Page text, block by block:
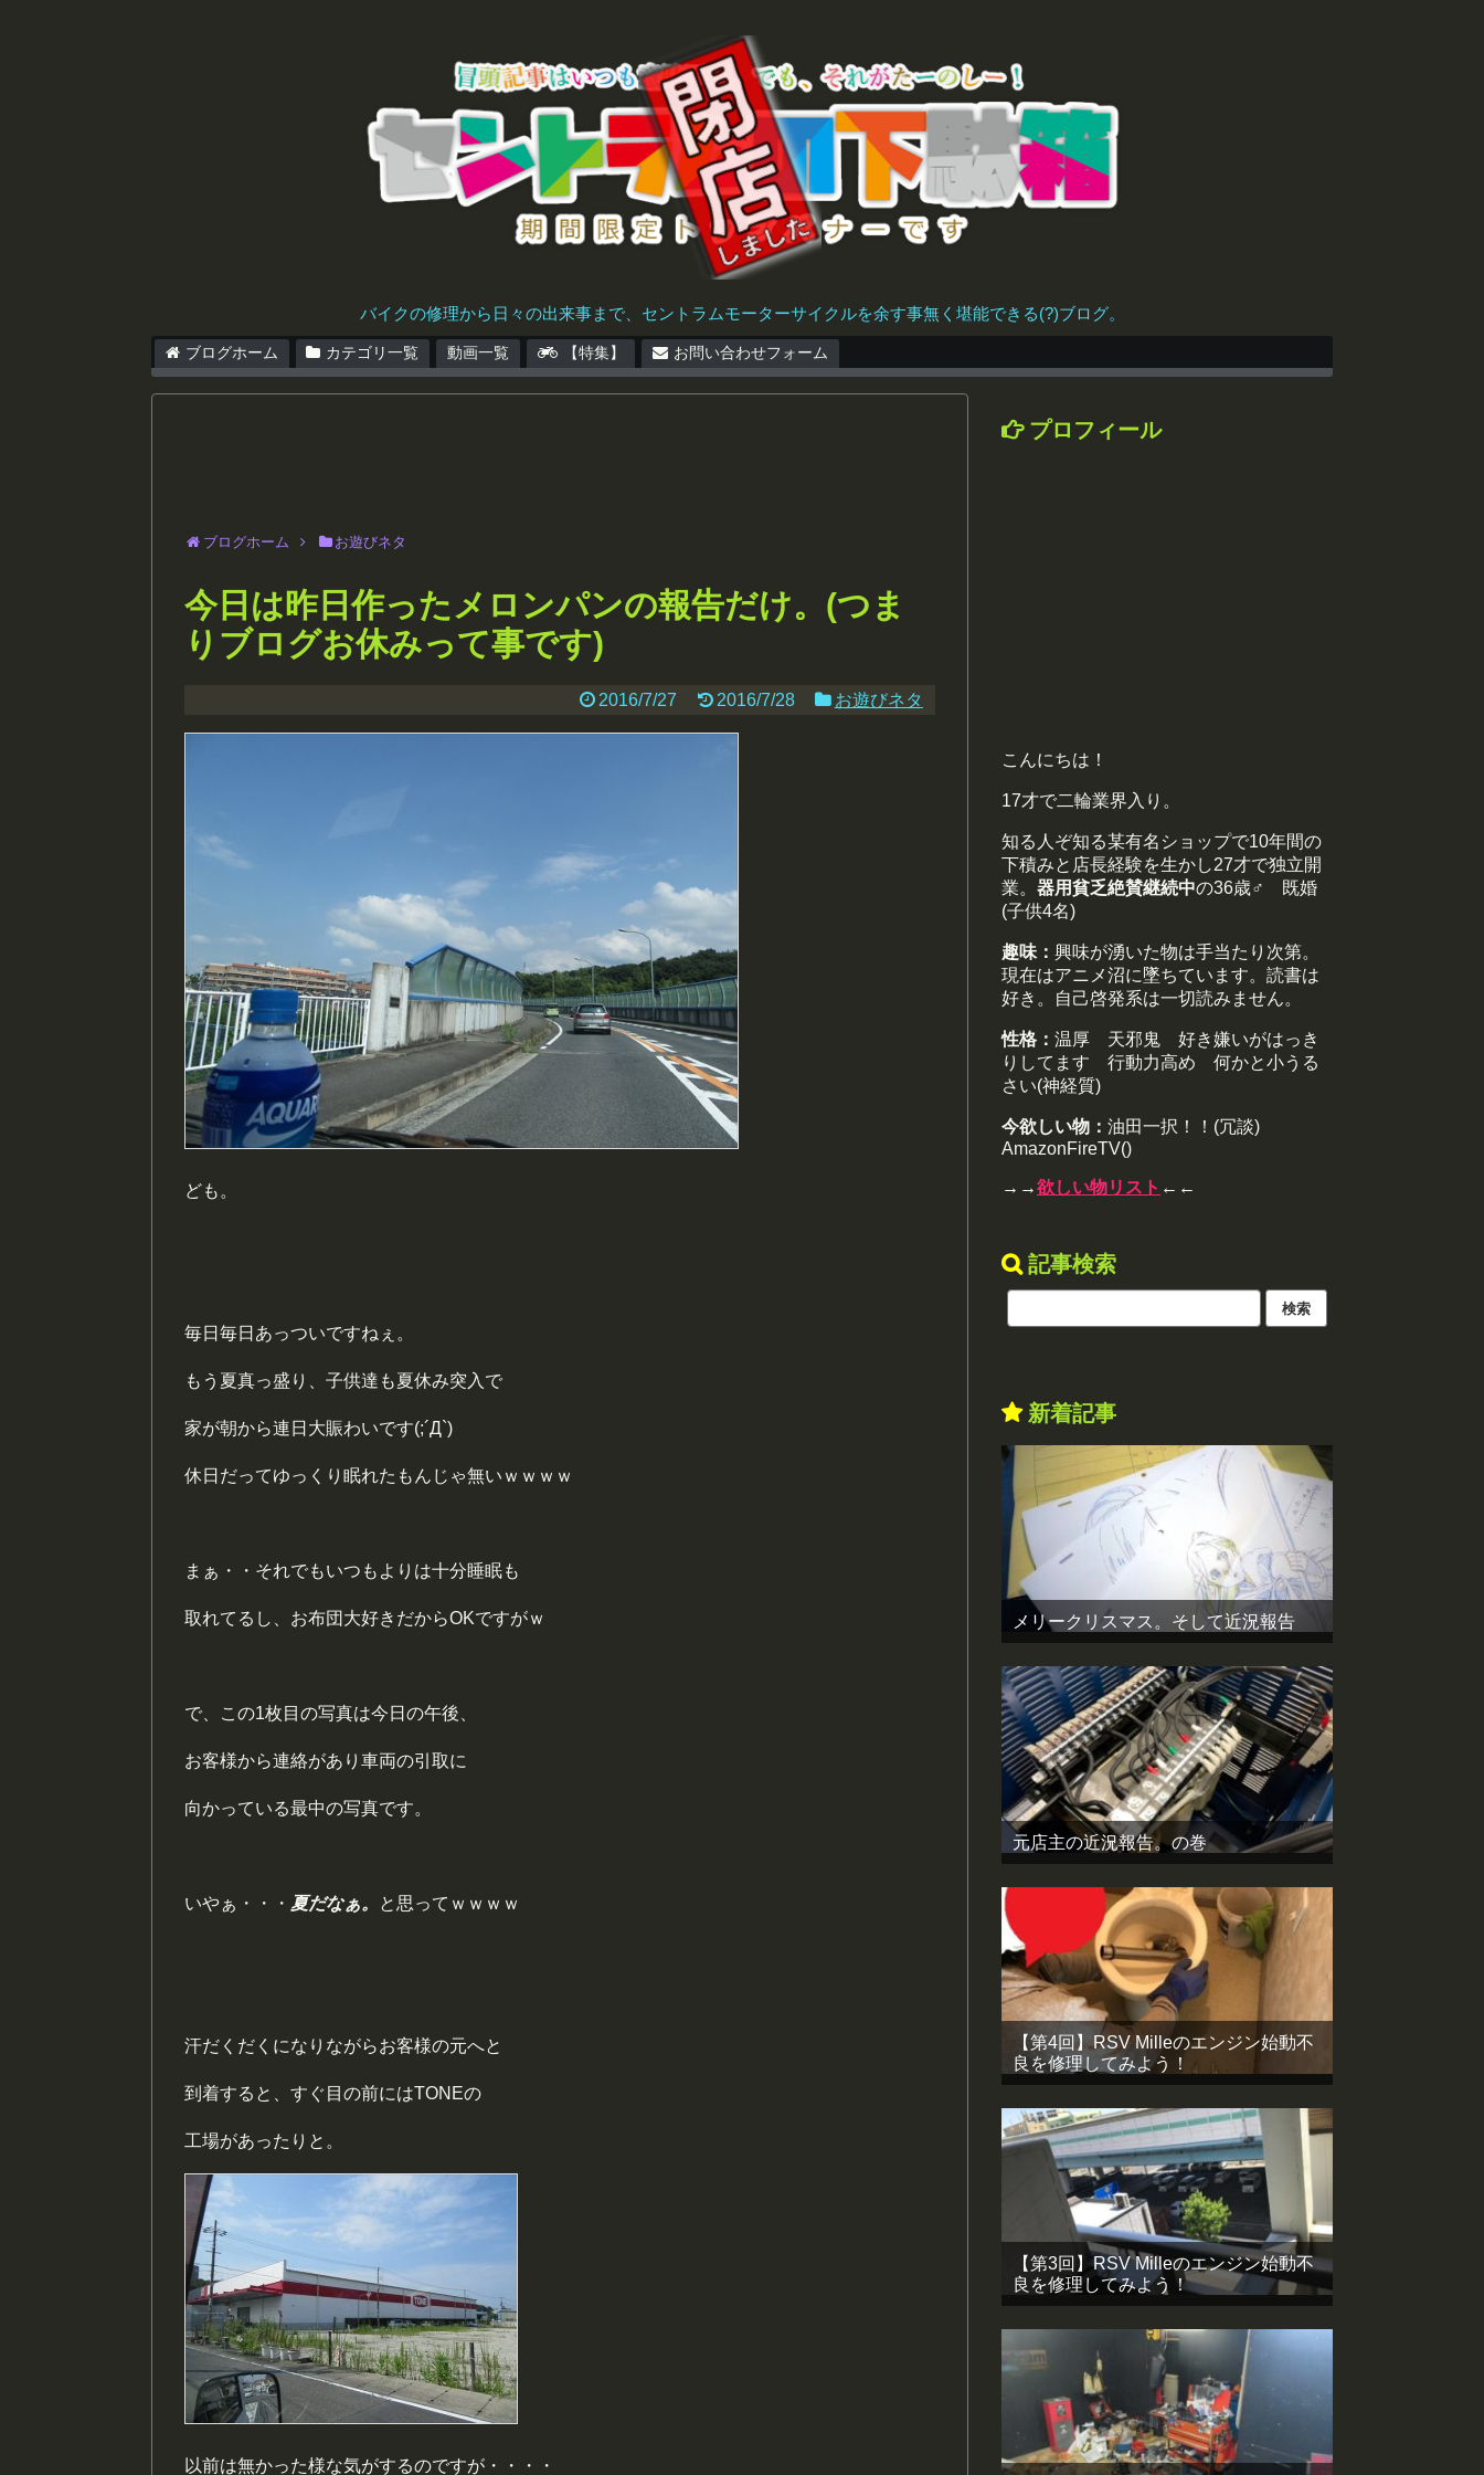
バイクの修理から日々の出来事まで、セントラムモーターサイクルを余す事無く堪能できる(?)ブログ。
ブログホーム カテゴリ一覧 動画一覧 【特集】 お問い合わせフォーム
ブログホーム お遊びネタ
今日は昨日作ったメロンパンの報告だけ。(つま
りブログお休みって事です)
2016/7/27 2016/7/28 お遊びネタ
ども。
毎日毎日あっついですねぇ。
もう夏真っ盛り、子供達も夏休み突入で
家が朝から連日大賑わいです(;´Д`)
休日だってゆっくり眠れたもんじゃ無いｗｗｗｗ
まぁ・・それでもいつもよりは十分睡眠も
取れてるし、お布団大好きだからOKですがｗ
で、この1枚目の写真は今日の午後、
お客様から連絡があり車両の引取に
向かっている最中の写真です。
いやぁ・・・ 夏だなぁ。 と思ってｗｗｗｗ
汗だくだくになりながらお客様の元へと
到着すると、すぐ目の前にはTONEの
工場があったりと。
以前は無かった様な気がするのですが・・・・
プロフィール
こんにちは！
17才で二輪業界入り。
知る人ぞ知る某有名ショップで10年間の
下積みと店長経験を生かし27才で独立開
業。 器用貧乏絶賛継続中の36歳♂ 既婚
(子供4名)
趣味： 興味が湧いた物は手当たり次第。
現在はアニメ沼に墜ちています。読書は
好き。自己啓発系は一切読みません。
性格： 温厚 天邪鬼 好き嫌いがはっき
りしてます 行動力高め 何かと小うる
さい(神経質)
今欲しい物： 油田一択！！(冗談)
AmazonFireTV()
→→欲しい物リスト ←←
記事検索
新着記事
メリークリスマス。そして近況報告
元店主の近況報告。の巻
【第4回】RSV Milleのエンジン始動不
良を修理してみよう！
【第3回】RSV Milleのエンジン始動不
良を修理してみよう！